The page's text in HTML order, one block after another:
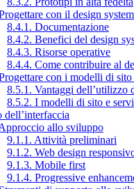
con il design
8.4.1. Documentazione
8.4.2. Benefici del design
8.4.3. Risorse operative
8.4.4. Come contribuire al
con i modelli di sito
8.5.1. Vantaggi dell’utilizzo
8.5.2. I modelli di sito e
allo sviluppo
9.1.1. Attività preliminari
9.1.2. Web design
9.1.3. Mobile first
9.1.4. Progressive